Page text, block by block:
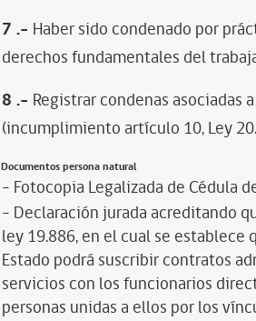
7 .- Haber sido condenado por
derechos fundamentales del
8 .- Registrar condenas asociadas
(incumplimiento artículo 10, Ley
Documentos persona natural
- Fotocopia Legalizada de Cédula
- Declaración jurada acreditando
ley 19.886, en el cual se
Estado podrá suscribir contratos
servicios con los funcionarios
personas unidas a ellos por los